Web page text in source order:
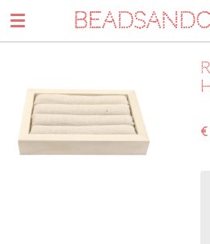
Ga
direct
hoofdinhoud
€